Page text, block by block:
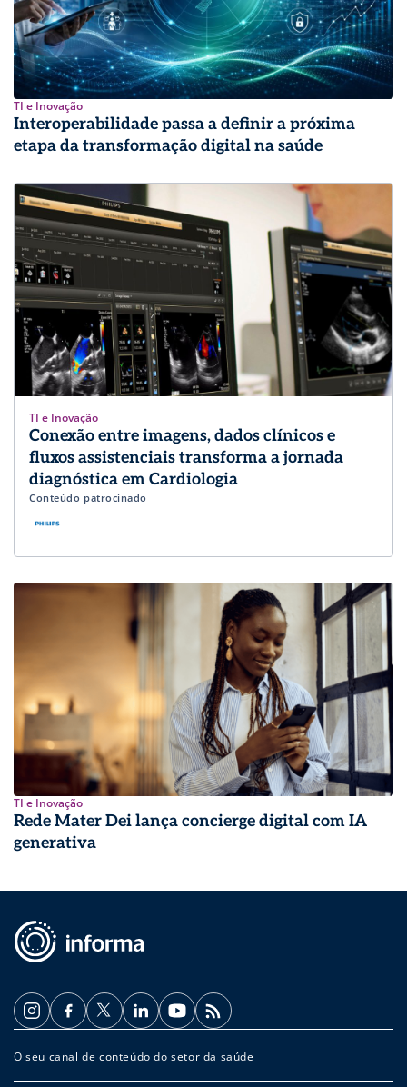
TI e Inovação
Interoperabilidade passa a definir a próxima
etapa da transformação digital na saúde
TI e Inovação
Conexão entre imagens, dados clínicos e
fluxos assistenciais transforma a jornada
diagnóstica em Cardiologia
Conteúdo patrocinado
TI e Inovação
Rede Mater Dei lança concierge digital com IA
generativa
O seu canal de conteúdo do setor da saúde